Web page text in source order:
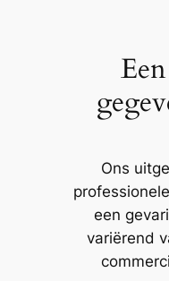
Ons
een
variërend